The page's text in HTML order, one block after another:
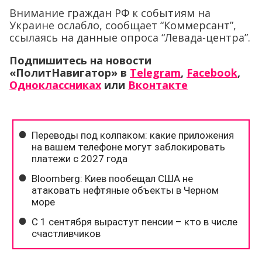
Внимание граждан РФ к событиям на
Украине ослабло, сообщает “Коммерсант”,
ссылаясь на данные опроса “Левада-центра”.
Подпишитесь на новости
«ПолитНавигатор» в Telegram, Facebook,
Одноклассниках или Вконтакте